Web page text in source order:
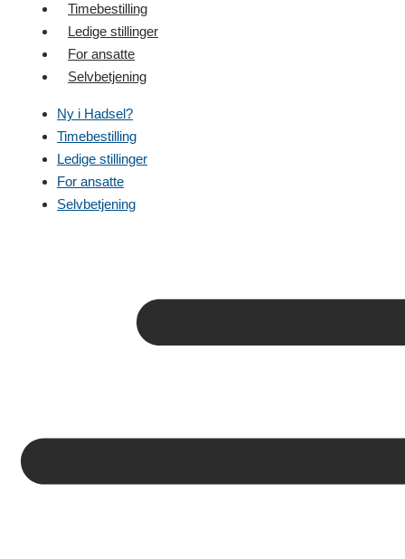
Timebestilling
Ledige stillinger
For ansatte
Selvbetjening
Ny i Hadsel?
Timebestilling
Ledige stillinger
For ansatte
Selvbetjening